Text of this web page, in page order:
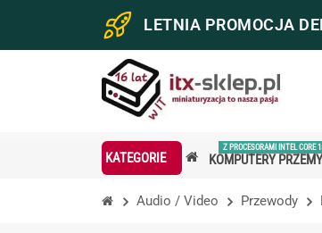
LETNIA PROMOCJA
KATEGORIE KOMPUTERY
Z PROCESORAMI INTEL CORE
Audio / Video Przewody